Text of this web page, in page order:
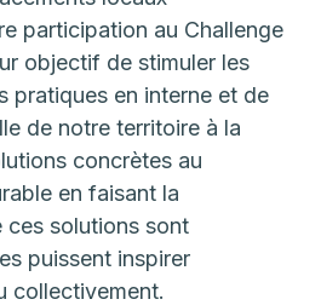
participation au Challenge
objectif de stimuler les
pratiques en interne et de
de notre territoire à la
concrètes au
en faisant la
ces solutions sont
puissent inspirer
collectivement.